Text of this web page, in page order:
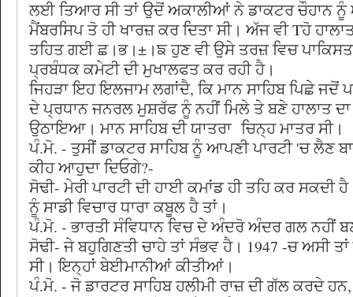
ਲਈ ਤਿਆਰ ਸੀ ਤਾਂ ਉਦੋਂ ਅਕਾਲੀਆਂ ਨੇ ਡਾਕਟਰ ਚੌਹਾਨ ਨੂੰ
ਮੈਂਬਰਸਿਪ ਤੋ ਹੀ ਖਾਰਜ਼ ਕਰ ਦਿਤਾ ਸੀ। ਅੱਜ ਵੀ Tਹੋ
ਤਹਿਤ ਗਈ ਛ।ਭ।±।ਙ ਹੁਣ ਵੀ ਉਸੇ ਤਰਜ਼ ਵਿਚ
ਪ੍ਰਬੰਧਕ ਕਮੇਟੀ ਦੀ ਮੁਖਾਲਫਤ ਕਰ ਰਹੀ ਹੈ।
ਜਿਹੜਾ ਇਹ ਇਲਜਾਮ ਲਗਾਂਦੈ, ਕਿ ਮਾਨ ਸਾਹਿਬ ਪਿਛੇ ਜਦੋਂ
ਦੇ ਪ੍ਰਧਾਨ ਜਨਰਲ ਮੁਸ਼ਰੱਫ ਨੂੰ ਨਹੀਂ ਮਿਲੇ ਤੇ ਬਣੇ ਹਾਲਾਤ ਦਾ
ਉਠਾਇਆ। ਮਾਨ ਸਾਹਿਬ ਦੀ ਯਾਤਰਾ ਚਿਨ੍ਹ ਮਾਤਰ ਸੀ।
ਪੰ.ਮੋ. - ਤੁਸੀਂ ਡਾਕਟਰ ਸਾਹਿਬ ਨੂੰ ਆਪਣੀ ਪਾਰਟੀ 'ਚ ਲੈਣ
ਕੀਹ ਆਹੁਦਾ ਦਿਓਗੇ?-
ਸੋਢੀ- ਮੇਰੀ ਪਾਰਟੀ ਦੀ ਹਾਈ ਕਮਾਂਡ ਹੀ ਤਹਿ ਕਰ ਸਕਦੀ
ਨੂੰ ਸਾਡੀ ਵਿਚਾਰ ਧਾਰਾ ਕਬੂਲ ਹੈ ਤਾਂ।
ਪੰ.ਮੋ. - ਭਾਰਤੀ ਸੰਵਿਧਾਨ ਵਿਚ ਦੇ ਅੰਦਰੋ ਅੰਦਰ ਗਲ ਨਹੀਂ
ਸੋਢੀ- ਜੇ ਬਹੁਗਿਣਤੀ ਚਾਹੇ ਤਾਂ ਸੰਭਵ ਹੈ। 1947 -ਚ ਅਸੀ
ਸੀ। ਇਨ੍ਹਾਂ ਬੇਈਮਾਨੀਆਂ ਕੀਤੀਆਂ।
ਪੰ.ਮੋ. - ਜੋ ਡਾਰਟਰ ਸਾਹਿਬ ਹਲੀਮੀ ਰਾਜ਼ ਦੀ ਗੱਲ ਕਰਦੇ